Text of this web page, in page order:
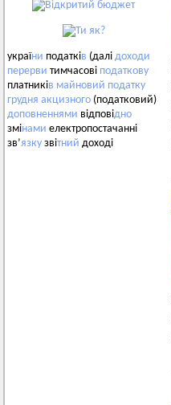
україни податків (далі доходи
перерви тимчасові податкову
платників майновий податку
грудня акцизного (податковий)
доповненнями відповідно
змінами електропостачанні
зв’язку звітний доході